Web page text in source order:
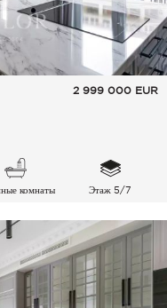
2 999 000 EUR
комнаты Этаж 5/7